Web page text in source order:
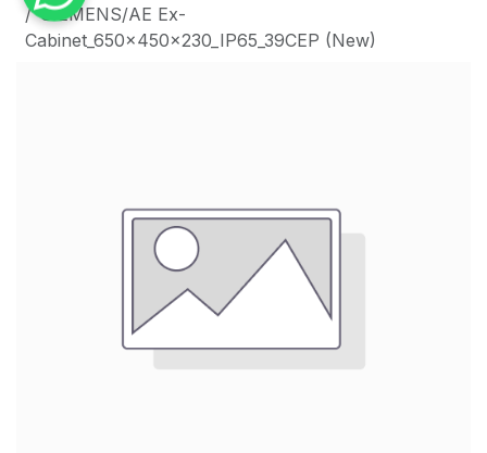
SIEMENS/AE Ex-
Cabinet_650x450x230_IP65_39CEP (New)